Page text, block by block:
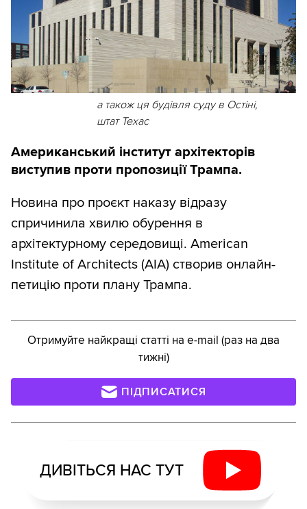
а також ця будівля суду в Остіні,
штат Техас
Американський інститут архітекторів
виступив проти пропозиції Трампа.
Новина про проєкт наказу відразу
спричинила хвилю обурення в
архітектурному середовищі. American
Institute of Architects (AIA) створив онлайн-
петицію проти плану Трампа.
Отримуйте найкращі статті на e-mail (раз на два
тижні)
ПІДПИСАТИСЯ
ДИВІТЬСЯ НАС ТУТ